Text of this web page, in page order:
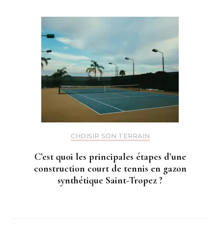
CHOISIR SON TERRAIN
C’est quoi les principales étapes d’une
construction court de tennis en gazon
synthétique Saint-Tropez ?